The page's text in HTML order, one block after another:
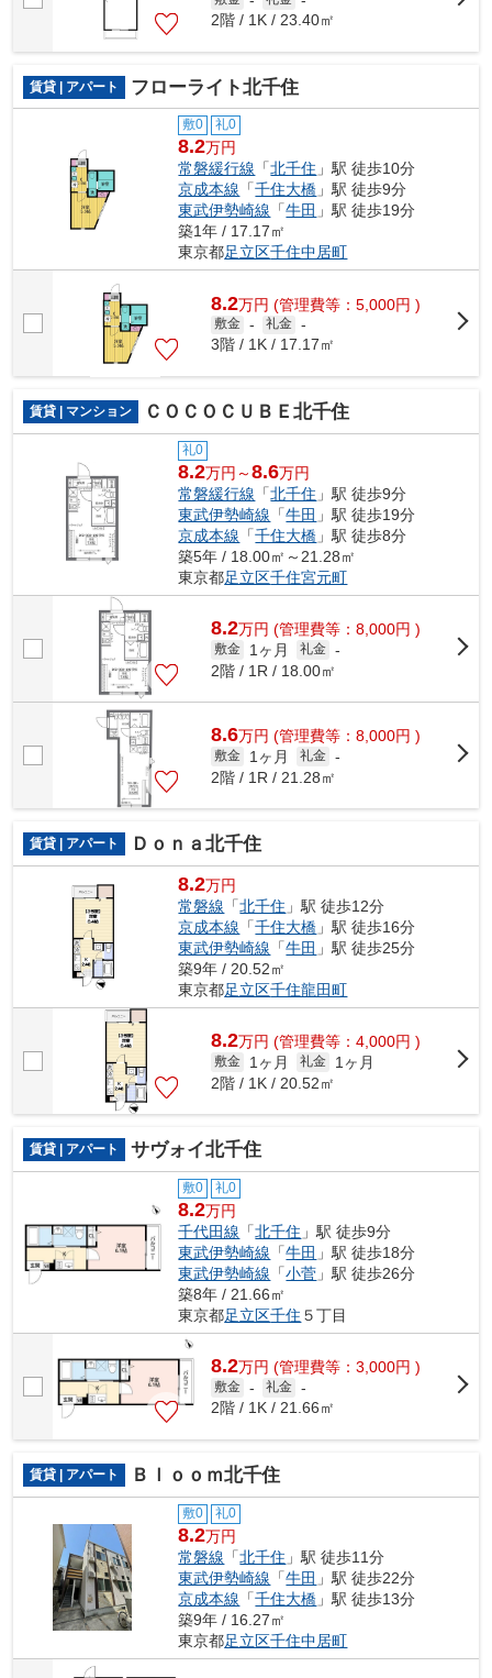
2階 / 1K / 23.40㎡
賃貸 | アパート フローライト北千住
敷0 礼0
8.2万円
常磐緩行線 「北千住 」駅 徒歩10分
京成本線 「千住大橋 」駅 徒歩9分
東武伊勢崎線 「牛田 」駅 徒歩19分
築1年 / 17.17㎡
東京都足立区千住中居町
8.2万円 (管理費等：5,000円 )
敷金 - 礼金 -
3階 / 1K / 17.17㎡
賃貸 | マンション ＣＯＣＯＣＵＢＥ北千住
礼0
8.2万円～8.6万円
常磐緩行線 「北千住 」駅 徒歩9分
東武伊勢崎線 「牛田 」駅 徒歩19分
京成本線 「千住大橋 」駅 徒歩8分
築5年 / 18.00㎡～21.28㎡
東京都足立区千住宮元町
8.2万円 (管理費等：8,000円 )
敷金 1ヶ月 礼金 -
2階 / 1R / 18.00㎡
8.6万円 (管理費等：8,000円 )
敷金 1ヶ月 礼金 -
2階 / 1R / 21.28㎡
賃貸 | アパート Ｄｏｎａ北千住
8.2万円
常磐線 「北千住 」駅 徒歩12分
京成本線 「千住大橋 」駅 徒歩16分
東武伊勢崎線 「牛田 」駅 徒歩25分
築9年 / 20.52㎡
東京都足立区千住龍田町
8.2万円 (管理費等：4,000円 )
敷金 1ヶ月 礼金
1ヶ月
2階 / 1K / 20.52㎡
賃貸 | アパート サヴォイ北千住
敷0 礼0
8.2万円
千代田線 「北千住 」駅 徒歩9分
東武伊勢崎線 「牛田 」駅 徒歩18分
東武伊勢崎線 「小菅 」駅 徒歩26分
築8年 / 21.66㎡
東京都足立区千住 ５丁目
8.2万円 (管理費等：3,000円 )
敷金 - 礼金 -
2階 / 1K / 21.66㎡
賃貸 | アパート Ｂｌｏｏｍ北千住
敷0 礼0
8.2万円
常磐線 「北千住 」駅 徒歩11分
東武伊勢崎線 「牛田 」駅 徒歩22分
京成本線 「千住大橋 」駅 徒歩13分
築9年 / 16.27㎡
東京都足立区千住中居町